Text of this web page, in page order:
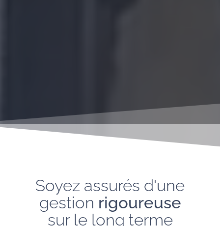
Soyez assurés d'une
gestion rigoureuse
sur le long terme